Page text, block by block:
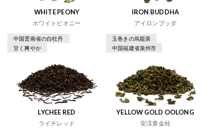
WHITE PEONY
ホワイトピオニー
中国雲南省の白牡丹
甘く爽やか
IRON BUDDHA
アイロンブッダ
玉巻きの烏龍茶
中国福建省泉州市
LYCHEE RED
ライチレッド
YELLOW GOLD OOLONG
安渓黄金桂